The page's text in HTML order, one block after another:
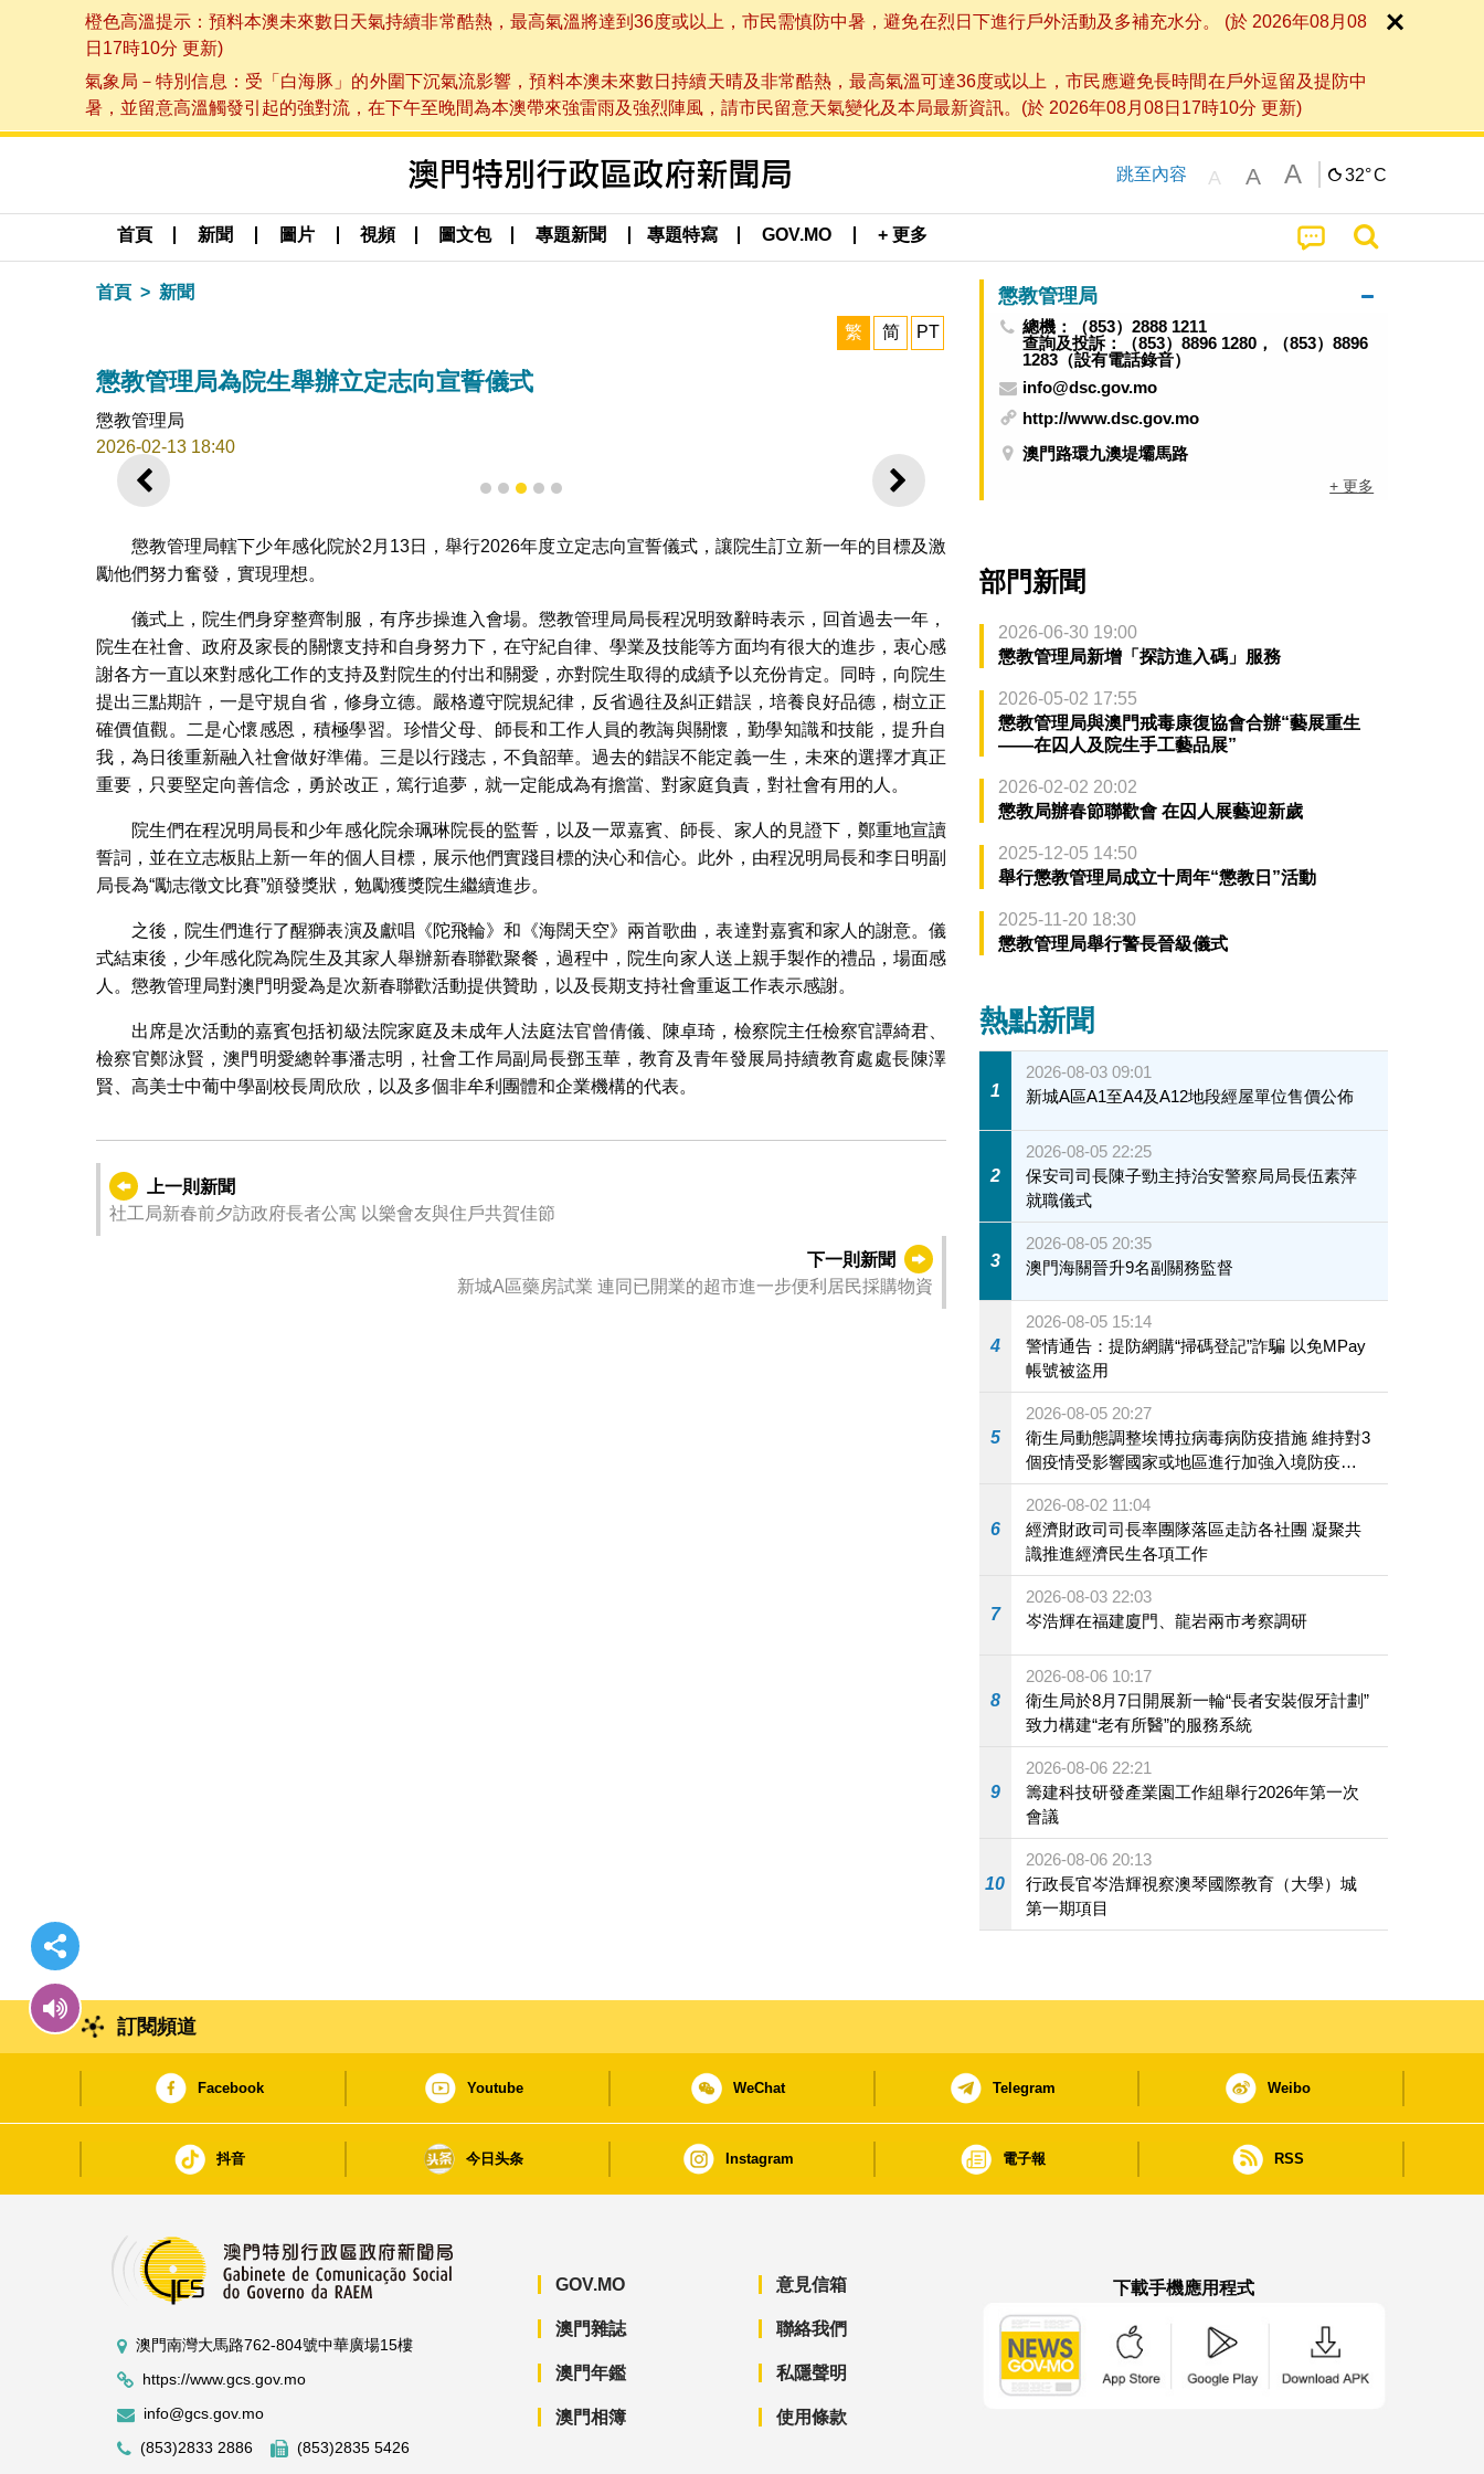
橙色高溫提示：預料本澳未來數日天氣持續非常酷熱，最高氣溫將達到36度或以上，市民需慎防中暑，避免在烈日下進行戶外活動及多補充水分。 (於 2026年08月08
日17時10分 更新)
氣象局－特別信息：受「白海豚」的外圍下沉氣流影響，預料本澳未來數日持續天晴及非常酷熱，最高氣溫可達36度或以上，市民應避免長時間在戶外逗留及提防中
暑，並留意高溫觸發引起的強對流，在下午至晚間為本澳帶來強雷雨及強烈陣風，請市民留意天氣變化及本局最新資訊。(於 2026年08月08日17時10分 更新)
跳至內容 A A A 32°C
首頁 新聞 圖片 視頻 圖文包 專題新聞 專題特寫 GOV.MO + 更多
首頁 新聞
繁 简 PT
懲教管理局為院生舉辦立定志向宣誓儀式
懲教管理局
2026-02-13 18:40
上一則 下一則
1 2 3 4 5
懲教管理局轄下少年感化院於2月13日，舉行2026年度立定志向宣誓儀式，讓院生訂立新一年的目標及激
勵他們努力奮發，實現理想。
儀式上，院生們身穿整齊制服，有序步操進入會場。懲教管理局局長程况明致辭時表示，回首過去一年，
院生在社會、政府及家長的關懷支持和自身努力下，在守紀自律、學業及技能等方面均有很大的進步，衷心感
謝各方一直以來對感化工作的支持及對院生的付出和關愛，亦對院生取得的成績予以充份肯定。同時，向院生
提出三點期許，一是守規自省，修身立德。嚴格遵守院規紀律，反省過往及糾正錯誤，培養良好品德，樹立正
確價值觀。二是心懷感恩，積極學習。珍惜父母、師長和工作人員的教誨與關懷，勤學知識和技能，提升自
我，為日後重新融入社會做好準備。三是以行踐志，不負韶華。過去的錯誤不能定義一生，未來的選擇才真正
重要，只要堅定向善信念，勇於改正，篤行追夢，就一定能成為有擔當、對家庭負責，對社會有用的人。
院生們在程况明局長和少年感化院余珮琳院長的監誓，以及一眾嘉賓、師長、家人的見證下，鄭重地宣讀
誓詞，並在立志板貼上新一年的個人目標，展示他們實踐目標的決心和信心。此外，由程况明局長和李日明副
局長為“勵志徵文比賽”頒發獎狀，勉勵獲獎院生繼續進步。
之後，院生們進行了醒獅表演及獻唱《陀飛輪》和《海闊天空》兩首歌曲，表達對嘉賓和家人的謝意。儀
式結束後，少年感化院為院生及其家人舉辦新春聯歡聚餐，過程中，院生向家人送上親手製作的禮品，場面感
人。懲教管理局對澳門明愛為是次新春聯歡活動提供贊助，以及長期支持社會重返工作表示感謝。
出席是次活動的嘉賓包括初級法院家庭及未成年人法庭法官曾倩儀、陳卓琦，檢察院主任檢察官譚綺君、
檢察官鄭泳賢，澳門明愛總幹事潘志明，社會工作局副局長鄧玉華，教育及青年發展局持續教育處處長陳澤
賢、高美士中葡中學副校長周欣欣，以及多個非牟利團體和企業機構的代表。
上一則新聞
社工局新春前夕訪政府長者公寓 以樂會友與住戶共賀佳節
下一則新聞
新城A區藥房試業 連同已開業的超市進一步便利居民採購物資
懲教管理局
總機：（853）2888 1211
查詢及投訴：（853）8896 1280，（853）8896
1283（設有電話錄音）
info@dsc.gov.mo
http://www.dsc.gov.mo
澳門路環九澳堤壩馬路
+ 更多
部門新聞
2026-06-30 19:00
懲教管理局新增「探訪進入碼」服務
2026-05-02 17:55
懲教管理局與澳門戒毒康復協會合辦“藝展重生
——在囚人及院生手工藝品展”
2026-02-02 20:02
懲教局辦春節聯歡會 在囚人展藝迎新歲
2025-12-05 14:50
舉行懲教管理局成立十周年“懲教日”活動
2025-11-20 18:30
懲教管理局舉行警長晉級儀式
熱點新聞
1
2026-08-03 09:01
新城A區A1至A4及A12地段經屋單位售價公佈
2
2026-08-05 22:25
保安司司長陳子勁主持治安警察局局長伍素萍
就職儀式
3
2026-08-05 20:35
澳門海關晉升9名副關務監督
4
2026-08-05 15:14
警情通告：提防網購“掃碼登記”詐騙 以免MPay
帳號被盜用
5
2026-08-05 20:27
衛生局動態調整埃博拉病毒病防疫措施 維持對3
個疫情受影響國家或地區進行加強入境防疫措
施
6
2026-08-02 11:04
經濟財政司司長率團隊落區走訪各社團 凝聚共
識推進經濟民生各項工作
7
2026-08-03 22:03
岑浩輝在福建廈門、龍岩兩市考察調研
8
2026-08-06 10:17
衛生局於8月7日開展新一輪“長者安裝假牙計劃”
致力構建“老有所醫”的服務系統
9
2026-08-06 22:21
籌建科技研發產業園工作組舉行2026年第一次
會議
10
2026-08-06 20:13
行政長官岑浩輝視察澳琴國際教育（大學）城
第一期項目
訂閱頻道
Facebook Youtube WeChat Telegram Weibo
抖音 今日头条 Instagram 電子報 RSS
澳門南灣大馬路762-804號中華廣場15樓
https://www.gcs.gov.mo
info@gcs.gov.mo
(853)2833 2886
(853)2835 5426
GOV.MO
澳門雜誌
澳門年鑑
澳門相簿
意見信箱
聯絡我們
私隱聲明
使用條款
下載手機應用程式